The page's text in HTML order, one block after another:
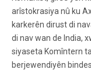
arîstokrasiya nû ku
karkerên dirust di
di nav wan de India,
siyaseta Komîntern
berjewendiyên